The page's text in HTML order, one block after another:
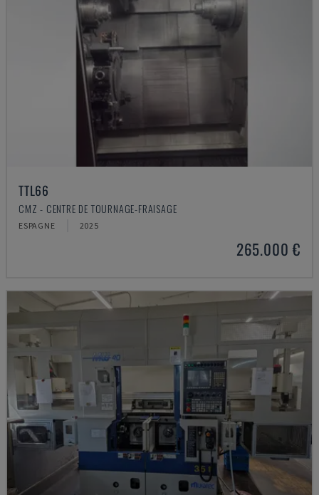
TTL66
CMZ - CENTRE DE TOURNAGE-FRAISAGE
ESPAGNE 2025
265.000 €